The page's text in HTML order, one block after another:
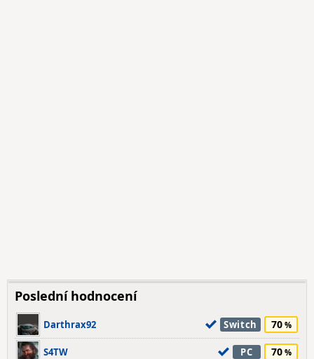
Poslední hodnocení
Darthrax92 Switch 70
S4TW PC 70